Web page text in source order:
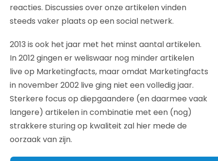
reacties. Discussies over onze artikelen vinden
steeds vaker plaats op een social netwerk.
2013 is ook het jaar met het minst aantal artikelen.
In 2012 gingen er weliswaar nog minder artikelen
live op Marketingfacts, maar omdat Marketingfacts
in november 2002 live ging niet een volledig jaar.
Sterkere focus op diepgaandere (en daarmee vaak
langere) artikelen in combinatie met een (nog)
strakkere sturing op kwaliteit zal hier mede de
oorzaak van zijn.